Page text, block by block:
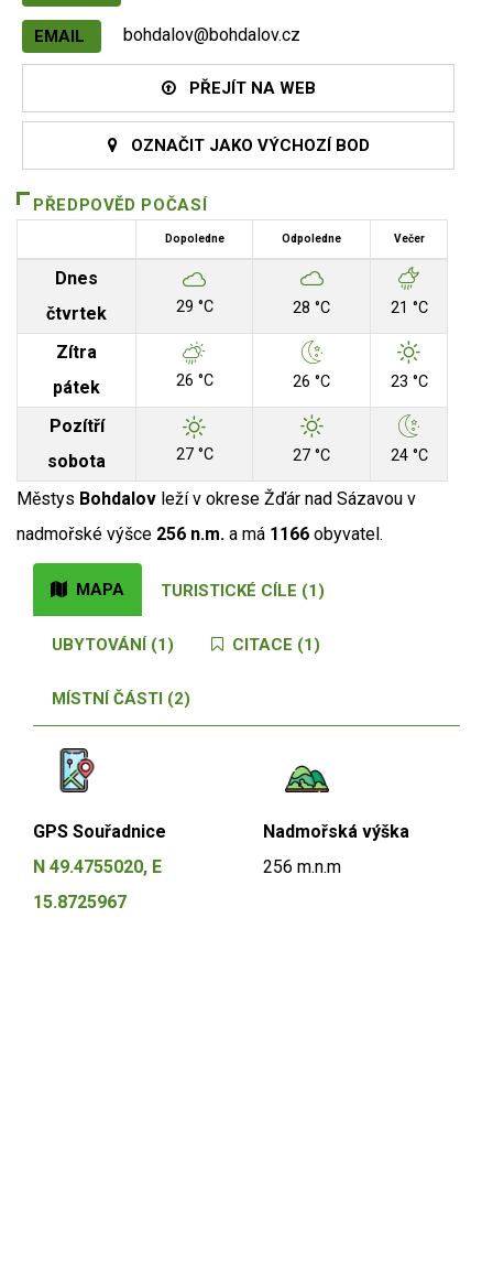
EMAIL bohdalov@bohdalov.cz
PŘEJÍT NA WEB
OZNAČIT JAKO VÝCHOZÍ BOD
PŘEDPOVĚD POČASÍ
Dopoledne Odpoledne Večer
Dnes
čtvrtek
29 °C 28 °C 21 °C
Zítra
pátek
26 °C 26 °C 23 °C
Pozítří
sobota
27 °C 27 °C 24 °C
Městys Bohdalov leží v okrese Žďár nad Sázavou v
nadmořské výšce 256 n.m. a má 1166 obyvatel.
MAPA TURISTICKÉ CÍLE (1)
UBYTOVÁNÍ (1) CITACE (1)
MÍSTNÍ ČÁSTI (2)
GPS Souřadnice
N 49.4755020, E
15.8725967
Nadmořská výška
256 m.n.m